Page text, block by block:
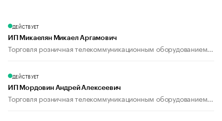
ДЕЙСТВУЕТ
ИП Микаелян Микаел Аргамович
Торговля розничная телекоммуникационным оборудованием...
ДЕЙСТВУЕТ
ИП Мордовин Андрей Алексеевич
Торговля розничная телекоммуникационным оборудованием...